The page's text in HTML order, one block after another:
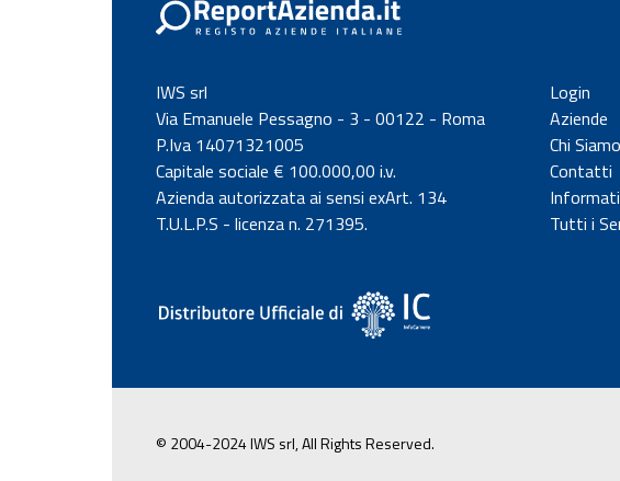
IWS srl
Via Emanuele Pessagno - 3 - 00122 - Roma
P.Iva 14071321005
Capitale sociale € 100.000,00 i.v.
Azienda autorizzata ai sensi exArt. 134
T.U.L.P.S - licenza n. 271395.
Login
Aziende
Chi Siamo
Contatti
Tutti i
© 2004-2024 IWS srl, All Rights Reserved.